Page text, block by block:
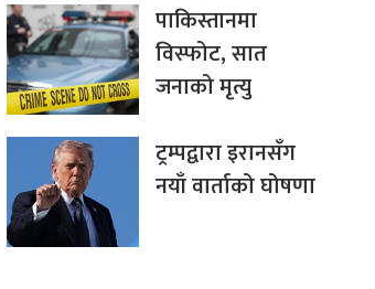
पाकिस्तानमा
विस्फोट, सात
जनाको मृत्यु
ट्रम्पद्वारा इरानसँग
नयाँ वार्ताको घोषणा